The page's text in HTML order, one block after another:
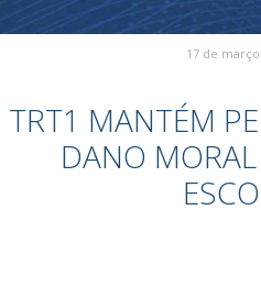
17 de
TRT1 MANTÉM
DANO